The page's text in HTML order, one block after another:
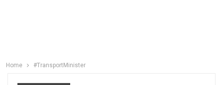
Home #TransportMinister